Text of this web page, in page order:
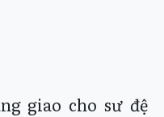
giao cho sư đệ